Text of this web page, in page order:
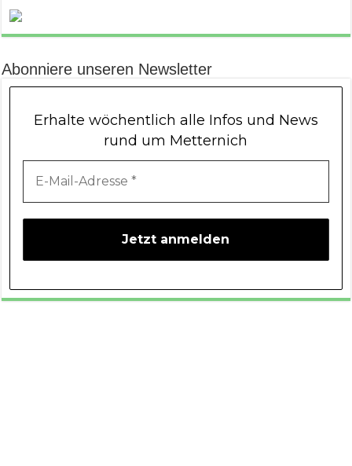
Abonniere unseren Newsletter
Erhalte wöchentlich alle Infos und News
rund um Metternich